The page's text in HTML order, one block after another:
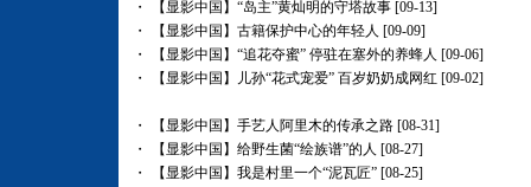
・
【显影中国】“岛主”黄灿明的守塔故事 [09-13]
・
【显影中国】古籍保护中心的年轻人 [09-09]
・
【显影中国】“追花夺蜜” 停驻在塞外的养蜂人 [09-06]
・
【显影中国】儿孙“花式宠爱” 百岁奶奶成网红 [09-02]
・ 【显影中国】手艺人阿里木的传承之路 [08-31]
・
【显影中国】给野生菌“绘族谱”的人 [08-27]
・
【显影中国】我是村里一个“泥瓦匠” [08-25]